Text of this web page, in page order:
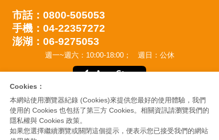
市話：0800-505053
手機：04-22357272
澎湖：06-9275053
週一~週六：10:00-18:00； 週日：公休
Cookies：
本網站使用瀏覽器紀錄 (Cookies)來提供您最好的使用體驗，我們
使用的 Cookies 也包括了第三方 Cookies。相關資訊請瀏覽我們的
隱私權與 Cookies 政策。
如果您選擇繼續瀏覽或關閉這個提示，便表示您已接受我們的網站